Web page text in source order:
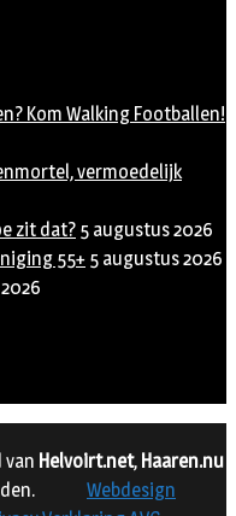
Kom Walking Footballen!
vermoedelijk
zit dat? 5 augustus 2026
55+ 5 augustus 2026
Helvoirt.net, Haaren.nu
Webdesign